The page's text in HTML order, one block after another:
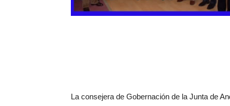
La consejera de Gobernación de la Junta de